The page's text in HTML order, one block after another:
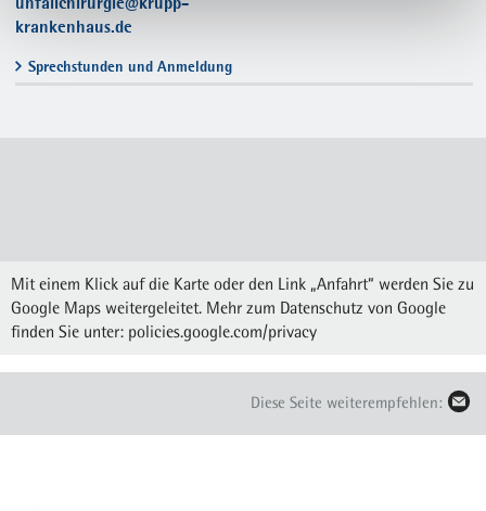
krankenhaus.de
Sprechstunden und Anmeldung
Mit einem Klick auf die Karte oder den Link „Anfahrt“ werden Sie zu
Google Maps weitergeleitet. Mehr zum Datenschutz von Google
finden Sie unter: policies.google.com/privacy
Diese Seite weiterempfehlen: